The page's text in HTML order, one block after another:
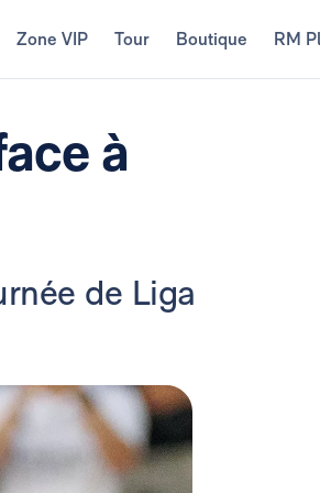
Zone VIP Tour Boutique RM
à
de Liga